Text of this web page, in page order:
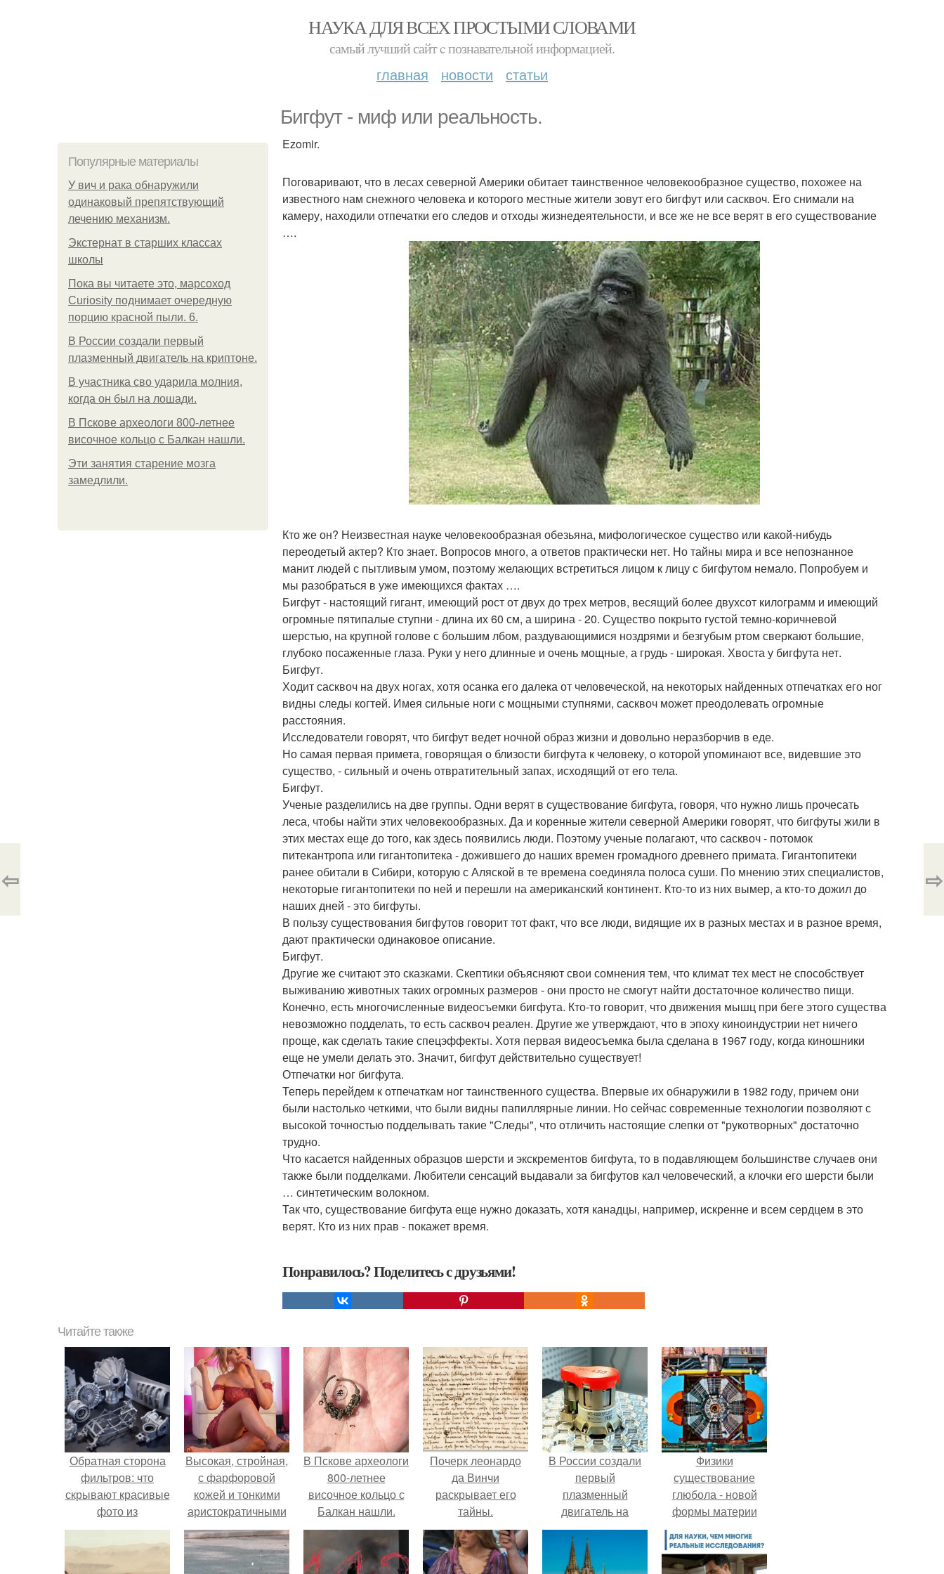
НАУКА ДЛЯ ВСЕХ ПРОСТЫМИ СЛОВАМИ
самый лучший сайт c познавательной информацией.
главная новости статьи
Бигфут - миф или реальность.
Популярные материалы
У вич и рака обнаружили
одинаковый препятствующий
лечению механизм.
Экстернат в старших классах
школы
Пока вы читаете это, марсоход
Curiosity поднимает очередную
порцию красной пыли. 6.
В России создали первый
плазменный двигатель на криптоне.
В участника сво ударила молния,
когда он был на лошади.
В Пскове археологи 800-летнее
височное кольцо с Балкан нашли.
Эти занятия старение мозга
замедлили.
Ezomir.
Поговаривают, что в лесах северной Америки обитает таинственное человекообразное существо, похожее на
известного нам снежного человека и которого местные жители зовут его бигфут или сасквоч. Его снимали на
камеру, находили отпечатки его следов и отходы жизнедеятельности, и все же не все верят в его существование
….
Кто же он? Неизвестная науке человекообразная обезьяна, мифологическое существо или какой-нибудь
переодетый актер? Кто знает. Вопросов много, а ответов практически нет. Но тайны мира и все непознанное
манит людей с пытливым умом, поэтому желающих встретиться лицом к лицу с бигфутом немало. Попробуем и
мы разобраться в уже имеющихся фактах ….
Бигфут - настоящий гигант, имеющий рост от двух до трех метров, весящий более двухсот килограмм и имеющий
огромные пятипалые ступни - длина их 60 см, а ширина - 20. Существо покрыто густой темно-коричневой
шерстью, на крупной голове с большим лбом, раздувающимися ноздрями и безгубым ртом сверкают большие,
глубоко посаженные глаза. Руки у него длинные и очень мощные, а грудь - широкая. Хвоста у бигфута нет.
Бигфут.
Ходит сасквоч на двух ногах, хотя осанка его далека от человеческой, на некоторых найденных отпечатках его ног
видны следы когтей. Имея сильные ноги с мощными ступнями, сасквоч может преодолевать огромные
расстояния.
Исследователи говорят, что бигфут ведет ночной образ жизни и довольно неразборчив в еде.
Но самая первая примета, говорящая о близости бигфута к человеку, о которой упоминают все, видевшие это
существо, - сильный и очень отвратительный запах, исходящий от его тела.
Бигфут.
Ученые разделились на две группы. Одни верят в существование бигфута, говоря, что нужно лишь прочесать
леса, чтобы найти этих человекообразных. Да и коренные жители северной Америки говорят, что бигфуты жили в
этих местах еще до того, как здесь появились люди. Поэтому ученые полагают, что сасквоч - потомок
питекантропа или гигантопитека - дожившего до наших времен громадного древнего примата. Гигантопитеки
ранее обитали в Сибири, которую с Аляской в те времена соединяла полоса суши. По мнению этих специалистов,
некоторые гигантопитеки по ней и перешли на американский континент. Кто-то из них вымер, а кто-то дожил до
наших дней - это бигфуты.
В пользу существования бигфутов говорит тот факт, что все люди, видящие их в разных местах и в разное время,
дают практически одинаковое описание.
Бигфут.
Другие же считают это сказками. Скептики объясняют свои сомнения тем, что климат тех мест не способствует
выживанию животных таких огромных размеров - они просто не смогут найти достаточное количество пищи.
Конечно, есть многочисленные видеосъемки бигфута. Кто-то говорит, что движения мышц при беге этого существа
невозможно подделать, то есть сасквоч реален. Другие же утверждают, что в эпоху киноиндустрии нет ничего
проще, как сделать такие спецэффекты. Хотя первая видеосъемка была сделана в 1967 году, когда киношники
еще не умели делать это. Значит, бигфут действительно существует!
Отпечатки ног бигфута.
Теперь перейдем к отпечаткам ног таинственного существа. Впервые их обнаружили в 1982 году, причем они
были настолько четкими, что были видны папиллярные линии. Но сейчас современные технологии позволяют с
высокой точностью подделывать такие "Следы", что отличить настоящие слепки от "рукотворных" достаточно
трудно.
Что касается найденных образцов шерсти и экскрементов бигфута, то в подавляющем большинстве случаев они
также были подделками. Любители сенсаций выдавали за бигфутов кал человеческий, а клочки его шерсти были
… синтетическим волокном.
Так что, существование бигфута еще нужно доказать, хотя канадцы, например, искренне и всем сердцем в это
верят. Кто из них прав - покажет время.
Понравилось? Поделитесь с друзьями!
⇦ ⇨
Читайте также
Обратная сторона
фильтров: что
скрывают красивые
фото из
путешествий?
Высокая, стройная,
с фарфоровой
кожей и тонкими
аристократичными
чертами, эль
выглядит так, будто
сошла с полотна
В Пскове археологи
800-летнее
височное кольцо с
Балкан нашли.
Почерк леонардо
да Винчи
раскрывает его
тайны.
В России создали
первый
плазменный
двигатель на
криптоне.
Физики
существование
глюбола - новой
формы материи